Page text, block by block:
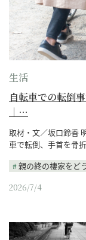
生活
自転車での転倒事
｜…
取材・文／坂口鈴香
車で転倒、手首を骨
親の終の棲家をど
2026/7/4